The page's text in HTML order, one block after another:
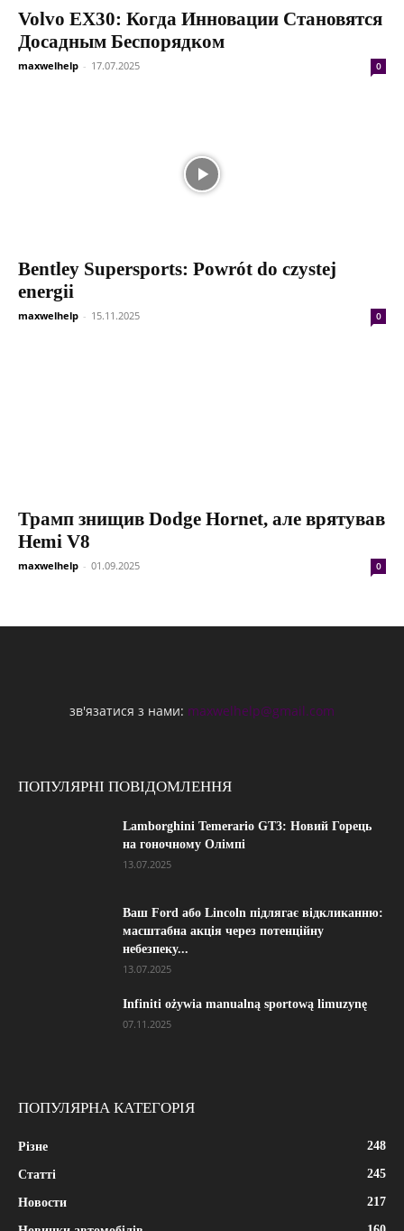
Volvo EX30: Когда Инновации Становятся
Досадным Беспорядком
maxwelhelp - 17.07.2025 0
Bentley Supersports: Powrót do czystej
energii
maxwelhelp - 15.11.2025 0
Трамп знищив Dodge Hornet, але врятував
Hemi V8
maxwelhelp - 01.09.2025 0
зв'язатися з нами: maxwelhelp@gmail.com
ПОПУЛЯРНІ ПОВІДОМЛЕННЯ
Lamborghini Temerario GT3: Новий Горець
на гоночному Олімпі
13.07.2025
Ваш Ford або Lincoln підлягає відкликанню:
масштабна акція через потенційну
небезпеку...
13.07.2025
Infiniti ożywia manualną sportową limuzynę
07.11.2025
ПОПУЛЯРНА КАТЕГОРІЯ
Різне 248
Статті 245
Новости 217